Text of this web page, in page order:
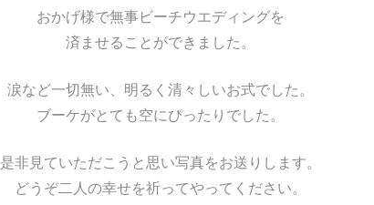
おかげ様で無事ビーチウエディングを
済ませることができました。
涙など一切無い、明るく清々しいお式でした。
ブーケがとても空にぴったりでした。
是非見ていただこうと思い写真をお送りします。
どうぞ二人の幸せを祈ってやってください。